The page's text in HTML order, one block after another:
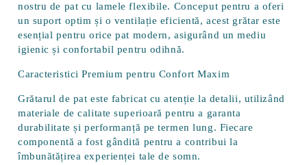
nostru de pat cu lamele flexibile. Conceput pentru a oferi
un suport optim și o ventilație eficientă, acest grătar este
esențial pentru orice pat modern, asigurând un mediu
igienic și confortabil pentru odihnă.
Caracteristici Premium pentru Confort Maxim
Grătarul de pat este fabricat cu atenție la detalii, utilizând
materiale de calitate superioară pentru a garanta
durabilitate și performanță pe termen lung. Fiecare
componentă a fost gândită pentru a contribui la
îmbunătățirea experienței tale de somn.